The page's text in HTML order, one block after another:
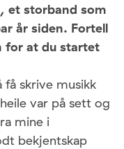
et storband som
år siden. Fortell
for at du startet
skrive musikk
var på sett og
mine i
bekjentskap